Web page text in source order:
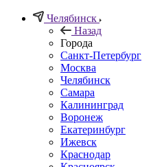
Челябинск
Назад
Города
Санкт-Петербург
Москва
Челябинск
Самара
Калининград
Воронеж
Екатеринбург
Ижевск
Краснодар